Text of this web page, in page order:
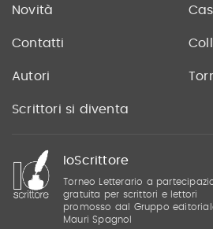
Novità
Contatti
Autori
Scrittori si diventa
IoScrittore
Torneo Letterario a
gratuita per scrittori e lettori
promosso dal Gruppo
Mauri Spagnol